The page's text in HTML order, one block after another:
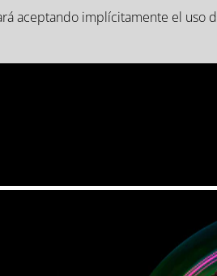
aceptando implícitamente el uso